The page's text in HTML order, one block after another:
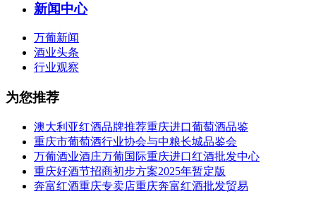
新闻中心
万葡新闻
酒业头条
行业观察
为您推荐
澳大利亚红酒品牌推荐重庆进口葡萄酒品鉴
重庆市葡萄酒行业协会与中粮长城品鉴会
万葡酒业酒庄万葡国际重庆进口红酒批发中心
重庆好酒节招商初步方案2025年暂定版
奔富红酒重庆专卖店重庆奔富红酒批发贸易